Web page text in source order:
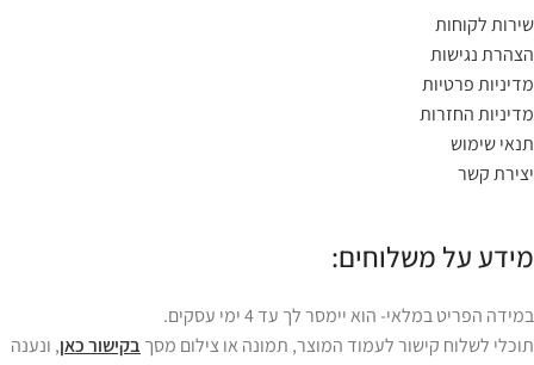
שירות לקוחות
הצהרת נגישות
מדיניות פרטיות
מדיניות החזרות
תנאי שימוש
יצירת קשר
מידע על משלוחים:
במידה הפריט במלאי- הוא יימסר לך עד 4 ימי עסקים.
תוכלי לשלוח קישור לעמוד המוצר, תמונה או צילום מסך בקישור כאן, ונענה